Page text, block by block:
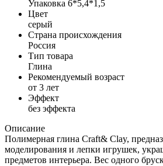
Упаковка 6*5,4*1,5
Цвет
серый
Страна происхождения
Россия
Тип товара
Глина
Рекомендуемый возраст
от 3 лет
Эффект
без эффекта
Описание
Полимерная глина Craft& Clay,
моделирования и лепки игрушек,
предметов интерьера. Вес одного